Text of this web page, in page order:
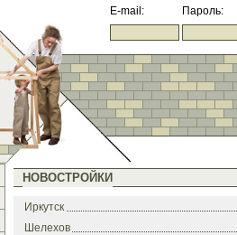
E-mail: Пароль:
НОВОСТРОЙКИ
Иркутск
Шелехов